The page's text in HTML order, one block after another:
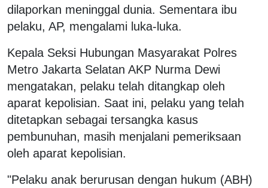
dilaporkan meninggal dunia. Sementara ibu
pelaku, AP, mengalami luka-luka.
Kepala Seksi Hubungan Masyarakat Polres
Metro Jakarta Selatan AKP Nurma Dewi
mengatakan, pelaku telah ditangkap oleh
aparat kepolisian. Saat ini, pelaku yang telah
ditetapkan sebagai tersangka kasus
pembunuhan, masih menjalani pemeriksaan
oleh aparat kepolisian.
"Pelaku anak berurusan dengan hukum (ABH)